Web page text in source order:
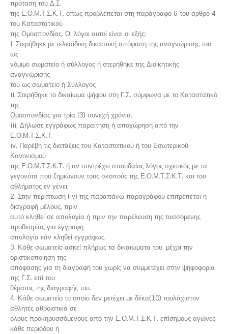
πρόταση του Δ.Σ.
της Ε.Ο.Μ.Τ.Σ.Κ.Τ. όπως προβλέπεται στη παράγραφο 6 του άρθρο 4
του Καταστατικού
της Ομοσπονδίας. Οι λόγοι αυτοί είναι οι εξής:
i. Στερήθηκε με τελεσίδικη δικαστική απόφαση της αναγνώρισης του
ως
νόμιμο σωματείο ή σύλλογος ή στερήθηκε της Διοικητικής
αναγνώρισης
του ως σωματείο ή Σύλλογος
ii. Στερήθηκε το δικαίωμα ψήφου στη Γ.Σ. σύμφωνα με το Καταστατικό
της
Ομοσπονδίας για τρία (3) συνεχή χρόνια.
iii. Δήλωσε εγγράφως παραίτηση ή αποχώρηση από την
Ε.Ο.Μ.Τ.Σ.Κ.Τ.
iv. Παρέβη τις διατάξεις του Καταστατικού ή του Εσωτερικού
Κανονισμού
της Ε.Ο.Μ.Τ.Σ.Κ.Τ. ή αν συντρέχει σπουδαίος λόγος σχετικός με τα
γεγονότα που ζημιώνουν τους σκοπούς της Ε.Ο.Μ.Τ.Σ.Κ.Τ. και του
αθλήματος εν γένει.
2. Στην περίπτωση (iv) της παραπάνω παραγράφου επιτρέπεται η
διαγραφή μέλους, πριν
αυτό κληθεί σε απολογία ή πριν την παρέλευση της τασσόμενης
προθεσμίας για έγγραφη
απολογία εάν κληθεί εγγράφως.
3. Κάθε σωματείο ασκεί πλήρως τα δικαιώματα του, μέχρι την
οριστικοποίηση της
απόφασης για τη διαγραφή του χωρίς να συμμετέχει στην ψηφοφορία
της Γ.Σ. επί του
θέματος της διαγραφής του.
4. Κάθε σωματείο το οποίο δεν μετέχει με δέκα(10) τουλάχιστον
αθλητές αθροιστικά σε
όλους προκηρυσσόμενους από την Ε.Ο.Μ.Τ.Σ.Κ.Τ. επίσημους αγώνες
κάθε περιόδου ή